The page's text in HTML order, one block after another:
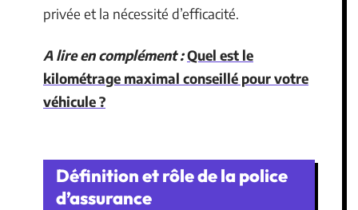
privée et la nécessité d’efficacité.
A lire en complément :Quel est le
kilométrage maximal conseillé pour votre
véhicule ?
Définition et rôle de la police
d’assurance